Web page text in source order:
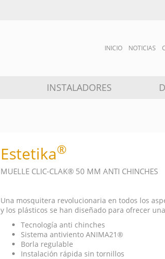
INICIO NOTICIAS
INSTALADORES
Estetika®
MUELLE CLIC-CLAK® 50 MM ANTI CHINCHES
Una mosquitera revolucionaria en todos los
y los plásticos se han diseñado para ofrecer
Tecnología anti chinches
Sistema antiviento ANIMA21®
Borla regulable
Instalación rápida sin tornillos